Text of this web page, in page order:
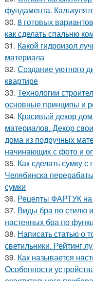
фундамента.
30. 8 готовых
как сделать спальню
31. Какой гидроизол
материала
32. Создание уютного
квартире
33. Технологии
основные принципы и
34. Красивый декор
материалов. Декор
дома из подручных
начинающих с фото и
35. Как сделать сумку с
Челябинска
сумки
36. Рецепты ФАРТУК на
37. Виды бра по стилю
настенных бра по
38. Написать статью о
светильники. Рейтинг
39. Как называется
Особенности